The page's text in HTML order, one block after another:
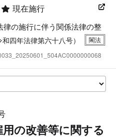
現在施行
の施行に伴う関係法律の整
和四年法律第六十八号）
の改善等に関する